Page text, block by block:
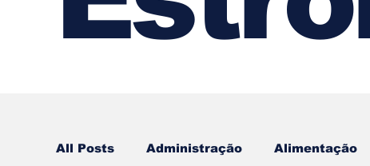
All Posts Administração Alimentação